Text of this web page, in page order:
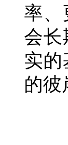
率、
会长
实
的彼